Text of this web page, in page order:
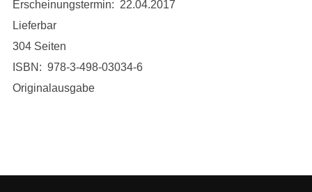
Erscheinungstermin: 22.04.2017
Lieferbar
304 Seiten
ISBN: 978-3-498-03034-6
Originalausgabe